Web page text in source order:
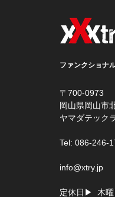
ファンクショナ
〒700-0973
岡山県岡山市
ヤマダテック
Tel: 086-246-
info@xtry.jp
定休日▶ 木曜